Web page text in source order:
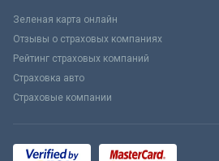
Зеленая карта онлайн
Отзывы о страховых компаниях
Рейтинг страховых компаний
Страховка авто
Страховые компании